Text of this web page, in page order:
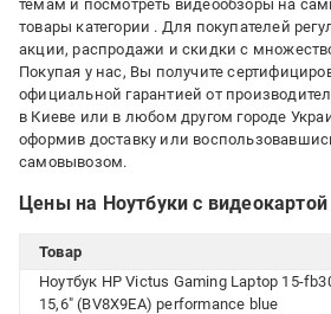
темам и посмотреть видеообзоры на
товары категории . Для покупателей
акции, распродажи и скидки с
Покупая у нас, Вы получите
официальной гарантией от
в Киеве или в любом другом городе
оформив доставку или
самовывозом.
Цены на Ноутбуки с видеокартой
Товар
Ноутбук HP Victus Gaming Laptop 15-
15,6" (BV8X9EA) performance blue